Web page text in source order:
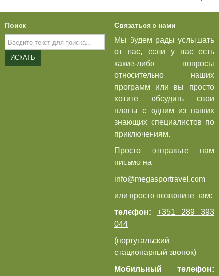
Поиск
Искать...
ИСКАТЬ
Связаться с нами
Мы будем рады услышать
от вас, если у вас есть
какие-либо вопросы
относительно наших
программ или вы просто
хотите обсудить свои
планы с одним из наших
знающих специалистов по
приключениям.
Просто отправьте нам
письмо на
info@megasportravel.com
или просто позвоните нам:
телефон:
+351 289 393
044
(португальский
стационарный звонок)
Мобильный телефон: